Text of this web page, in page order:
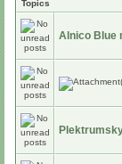
Topics
Alnico Blue